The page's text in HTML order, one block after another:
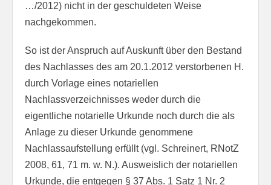
…/2012) nicht in der geschuldeten Weise
nachgekommen.
So ist der Anspruch auf Auskunft über den Bestand
des Nachlasses des am 20.1.2012 verstorbenen H.
durch Vorlage eines notariellen
Nachlassverzeichnisses weder durch die
eigentliche notarielle Urkunde noch durch die als
Anlage zu dieser Urkunde genommene
Nachlassaufstellung erfüllt (vgl. Schreinert, RNotZ
2008, 61, 71 m. w. N.). Ausweislich der notariellen
Urkunde, die entgegen § 37 Abs. 1 Satz 1 Nr. 2